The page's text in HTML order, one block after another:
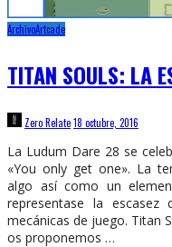
ArchivoArtcade
TITAN SOULS: LA
Zero Relate18 octubre, 2016
La Ludum Dare 28 se
«You only get one». La
algo así como un
representase la
mecánicas de juego. Titan
os proponemos …